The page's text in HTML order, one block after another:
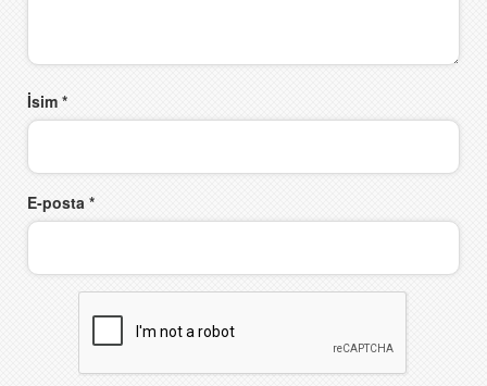
İsim *
E-posta *